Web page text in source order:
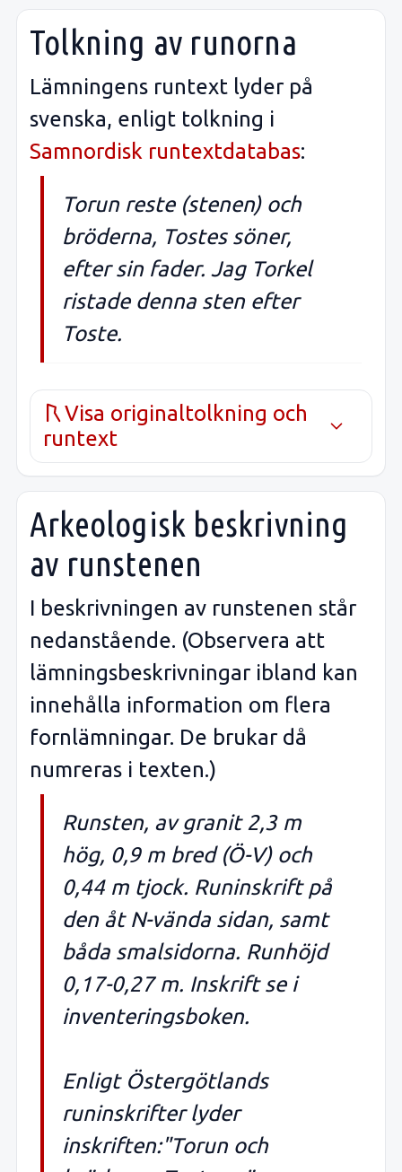
Tolkning av runorna
Lämningens runtext lyder på
svenska, enligt tolkning i
Samnordisk runtextdatabas:
Torun reste (stenen) och
bröderna, Tostes söner,
efter sin fader. Jag Torkel
ristade denna sten efter
Toste.
Visa originaltolkning och
runtext
Arkeologisk beskrivning
av runstenen
I beskrivningen av runstenen står
nedanstående. (Observera att
lämningsbeskrivningar ibland kan
innehålla information om flera
fornlämningar. De brukar då
numreras i texten.)
Runsten, av granit 2,3 m
hög, 0,9 m bred (Ö-V) och
0,44 m tjock. Runinskrift på
den åt N-vända sidan, samt
båda smalsidorna. Runhöjd
0,17-0,27 m. Inskrift se i
inventeringsboken.
Enligt Östergötlands
runinskrifter lyder
inskriften:"Torun och